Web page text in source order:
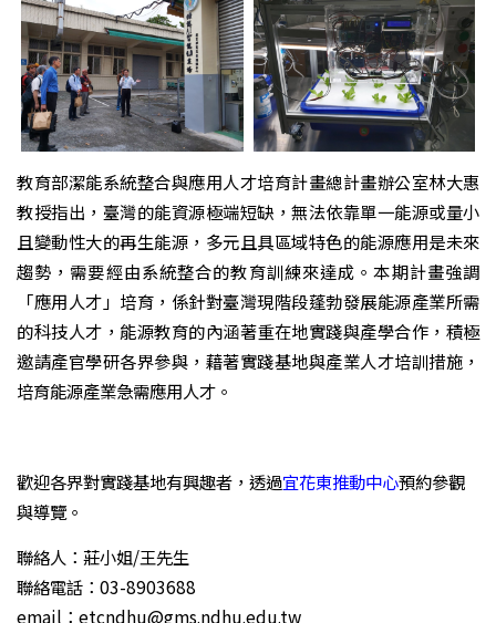
教育部潔能系統整合與應用人才培育計畫總計畫辦公室林大惠
教授指出，臺灣的能資源極端短缺，無法依靠單一能源或量小
且變動性大的再生能源，多元且具區域特色的能源應用是未來
趨勢，需要經由系統整合的教育訓練來達成。本期計畫強調
「應用人才」培育，係針對臺灣現階段蓬勃發展能源產業所需
的科技人才，能源教育的內涵著重在地實踐與產學合作，積極
邀請產官學研各界參與，藉著實踐基地與產業人才培訓措施，
培育能源產業急需應用人才。
歡迎各界對實踐基地有興趣者，透過宜花東推動中心預約參觀
與導覽。
聯絡人：莊小姐/王先生
聯絡電話：03-8903688
email：etcndhu@gms.ndhu.edu.tw